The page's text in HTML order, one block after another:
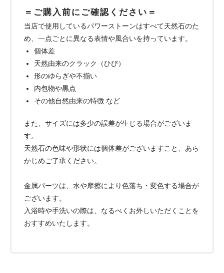
＝ご購入前にご確認ください＝
当店で使用しているパワーストーンはすべて天然石のた
め、一点ごとに異なる表情や風合いを持っています。
個体差
天然由来のクラック（ひび）
形のゆらぎや不揃い
内包物や黒点
その他自然由来の特徴 など
また、サイズには多少の誤差が生じる場合がございま
す。
天然石の色味や形状には個体差がございますこと、あら
かじめご了承ください。
金属パーツは、水や摩擦により色落ち・変色する場合が
ございます。
入浴時や手洗いの際は、なるべくお外しいただくことを
おすすめいたします。